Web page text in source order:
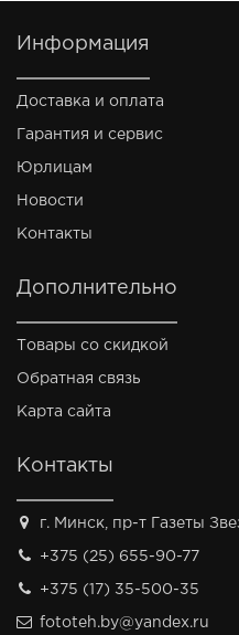
Информация
Доставка и оплата
Гарантия и сервис
Юрлицам
Новости
Контакты
Дополнительно
Товары со скидкой
Обратная связь
Карта сайта
Контакты
г. Минск, пр-т Газеты
+375 (25) 655-90-77
+375 (17) 35-500-35
fototeh.by@yandex.ru